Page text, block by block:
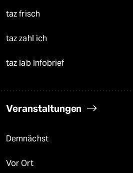
taz frisch
taz zahl ich
taz lab Infobrief
Veranstaltungen
Demnächst
Vor Ort